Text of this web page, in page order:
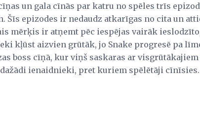
un gala cīnās par katru no spēles trīs
Šīs epizodes ir nedaudz atkarīgas no cita un
mērķis ir atņemt pēc iespējas vairāk
kļūst aizvien grūtāk, jo Snake progresē pa
boss cīņā, kur viņš saskaras ar
ienaidnieki, pret kuriem spēlētāji cīnīsies.